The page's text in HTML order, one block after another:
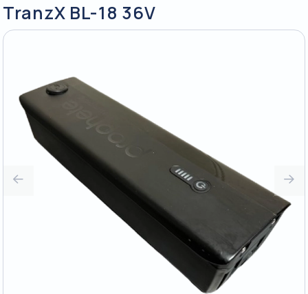
TranzX BL-18 36V
Gratis verzending
Begin te typen in de zoekbalk om te zoeken